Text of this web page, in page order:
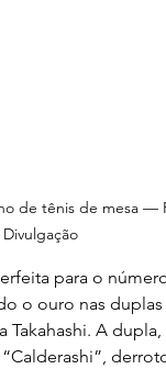
de tênis de mesa
para o
o ouro nas duplas
Takahashi. A dupla,